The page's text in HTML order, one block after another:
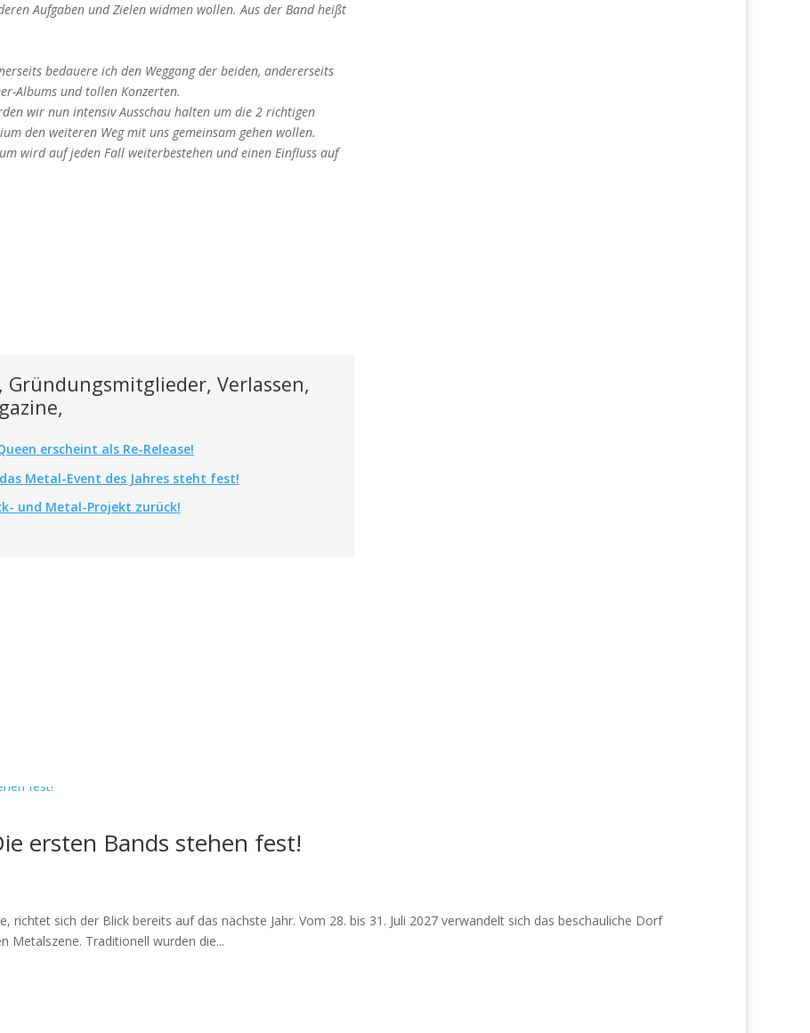
Aufgaben und Zielen widmen wollen. Aus der Band heißt
bedauere ich den Weggang der beiden, andererseits
Albums und tollen Konzerten.
wir nun intensiv Ausschau halten um die 2 richtigen
den weiteren Weg mit uns gemeinsam gehen wollen.
wird auf jeden Fall weiterbestehen und einen Einfluss auf
Verlassen,
erscheint als Re-Release!
Metal-Event des Jahres steht fest!
und Metal-Projekt zurück!
ersten Bands stehen fest!
richtet sich der Blick bereits auf das nächste Jahr. Vom 28. bis 31. Juli 2027 verwandelt sich das beschauliche Dorf
Metalszene. Traditionell wurden die...